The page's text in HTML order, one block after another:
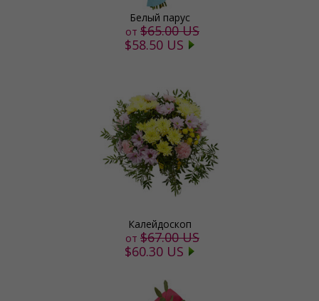
Белый парус
от $65.00 US
$58.50 US
Калейдоскоп
от $67.00 US
$60.30 US